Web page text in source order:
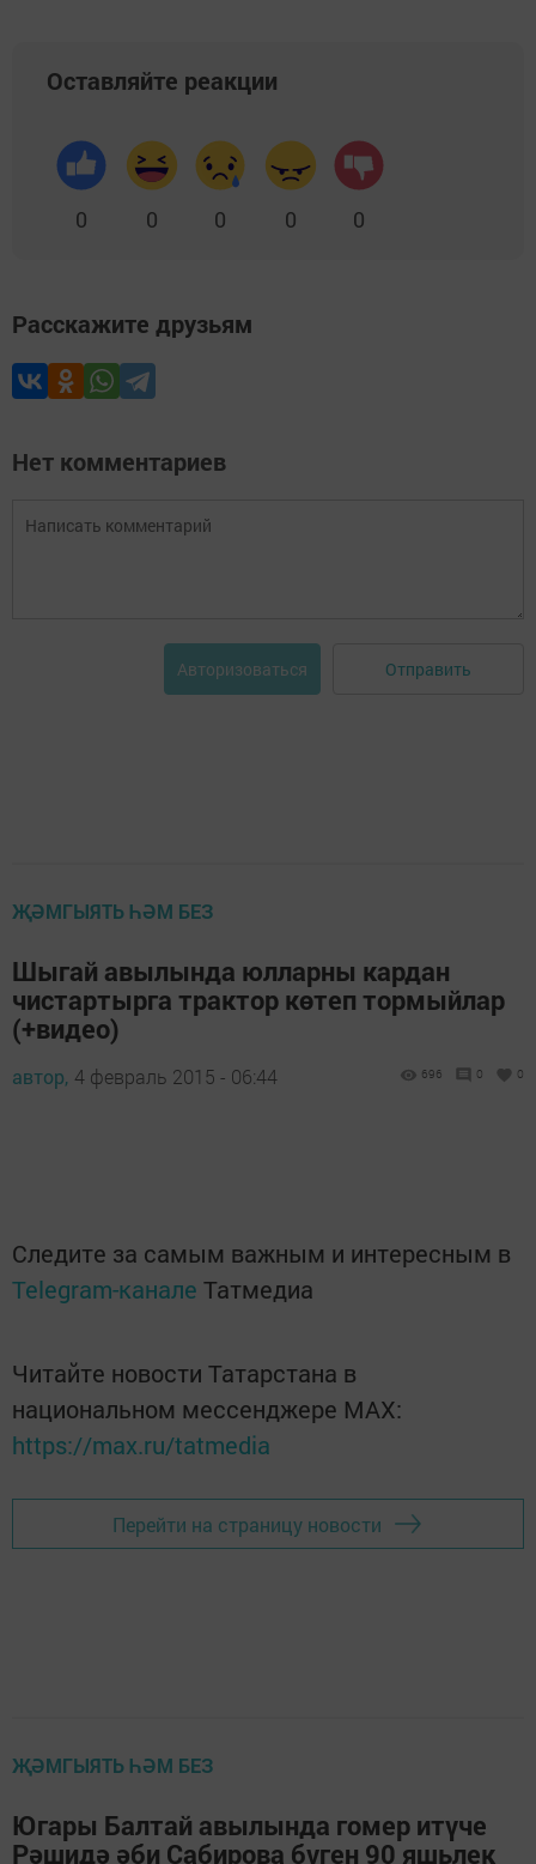
Оставляйте реакции
0 0 0 0 0
Расскажите друзьям
Нет комментариев
Авторизоваться Отправить
ҖӘМГЫЯТЬ ҺӘМ БЕЗ
Шыгай авылында юлларны кардан
чистартырга трактор көтеп тормыйлар
(+видео)
автор, 4 февраль 2015 - 06:44 696 0 0
Следите за самым важным и интересным в
Telegram-канале Татмедиа
Читайте новости Татарстана в
национальном мессенджере MАХ:
https://max.ru/tatmedia
Перейти на страницу новости
ҖӘМГЫЯТЬ ҺӘМ БЕЗ
Югары Балтай авылында гомер итүче
Рәшидә әби Сабирова бүген 90 яшьлек